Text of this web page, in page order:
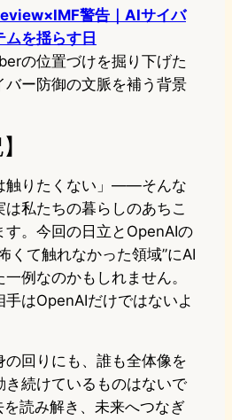
警告｜AIサイバ
を揺らす日
の位置づけを掘り下げた
バー防御の文脈を補う背景
触りたくない」——そんな
私たちの暮らしのあちこ
す。今回の日立とOpenAIの
くて触れなかった領域”にAI
例なのかもしれません。
手はOpenAIだけではないよ
回りにも、誰も全体像を
き続けているものはないで
を読み解き、未来へつなぎ